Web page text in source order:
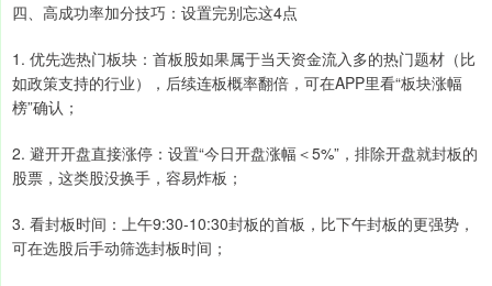
四、高成功率加分技巧：设置完别忘这4点
1. 优先选热门板块：首板股如果属于当天资金流入多的热门题材（比
如政策支持的行业），后续连板概率翻倍，可在APP里看“板块涨幅
榜”确认；
2. 避开开盘直接涨停：设置“今日开盘涨幅＜5%”，排除开盘就封板的
股票，这类股没换手，容易炸板；
3. 看封板时间：上午9:30-10:30封板的首板，比下午封板的更强势，
可在选股后手动筛选封板时间；